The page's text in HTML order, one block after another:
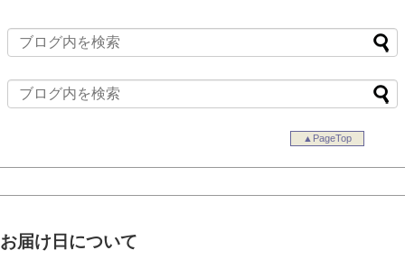
▲PageTop
お届け日について